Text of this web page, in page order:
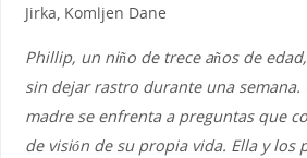
Jirka, Komljen Dane
Phillip, un niño de trece años de
sin dejar rastro durante una semana.
madre se enfrenta a preguntas que
de visión de su propia vida. Ella y los